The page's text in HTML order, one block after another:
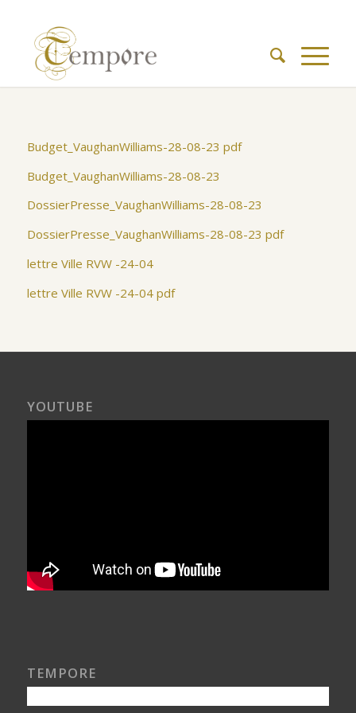
Budget_VaughanWilliams-28-08-23 pdf
Budget_VaughanWilliams-28-08-23
DossierPresse_VaughanWilliams-28-08-23
DossierPresse_VaughanWilliams-28-08-23 pdf
lettre Ville RVW -24-04
lettre Ville RVW -24-04 pdf
YOUTUBE
TEMPORE